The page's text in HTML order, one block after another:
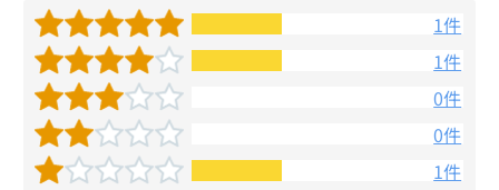
1件
1件
0件
0件
1件